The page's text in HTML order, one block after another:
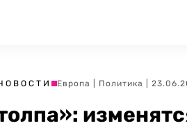
Европа Политика |